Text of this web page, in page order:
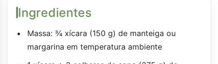
Ingredientes
Massa: ¾ xícara (150 g) de manteiga ou
margarina em temperatura ambiente